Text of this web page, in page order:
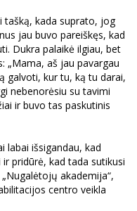
tašką, kada suprato, jog
jau buvo pareiškęs, kad
Dukra palaikė ilgiau, bet
„Mama, aš jau pavargau
galvoti, kur tu, ką tu darai,
nebenorėsiu su tavimi
ir buvo tas paskutinis
labai išsigandau, kad
pridūrė, kad tada sutikusi
akademija“,
centro veikla